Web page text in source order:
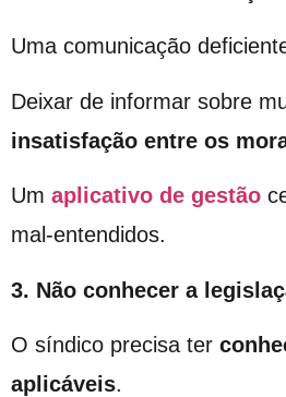
Uma comunicação
Deixar de informar sobre
insatisfação entre os
Um aplicativo de gestão
mal-entendidos.
3. Não conhecer a
O síndico precisa ter
aplicáveis.